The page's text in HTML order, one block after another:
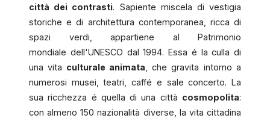
città dei contrasti. Sapiente miscela di vestigia
storiche e di architettura contemporanea, ricca di
spazi verdi, appartiene al Patrimonio
mondiale dell'UNESCO dal 1994. Essa é la culla di
una vita culturale animata , che gravita intorno a
numerosi musei, teatri, caffé e sale concerto. La
sua ricchezza é quella di una città cosmopolita:
con almeno 150 nazionalità diverse, la vita cittadina